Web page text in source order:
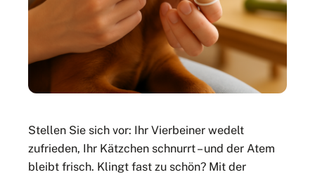
Stellen Sie sich vor: Ihr Vierbeiner wedelt
zufrieden, Ihr Kätzchen schnurrt – und der Atem
bleibt frisch. Klingt fast zu schön? Mit der